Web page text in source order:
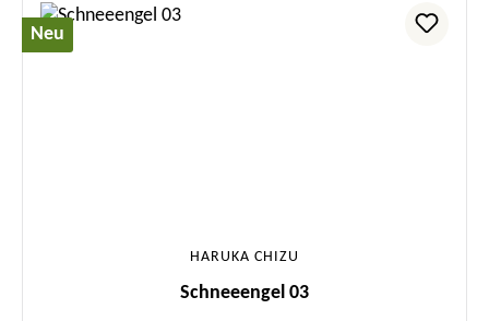
Neu
HARUKA CHIZU
Schneeengel 03